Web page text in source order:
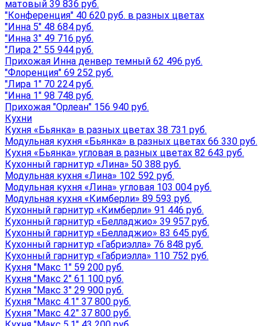
матовый 39 836 руб.
"Конференция" 40 620 руб. в разных цветах
"Инна 5" 48 684 руб.
"Инна 3" 49 716 руб.
"Лира 2" 55 944 руб.
Прихожая Инна денвер темный 62 496 руб.
"Флоренция" 69 252 руб.
"Лира 1" 70 224 руб.
"Инна 1" 98 748 руб.
Прихожая "Орлеан" 156 940 руб.
Кухни
Кухня «Бьянка» в разных цветах 38 731 руб.
Модульная кухня «Бьянка» в разных цветах 66 330 руб.
Кухня «Бьянка» угловая в разных цветах 82 643 руб.
Кухонный гарнитур «Лина» 50 388 руб.
Модульная кухня «Лина» 102 592 руб.
Модульная кухня «Лина» угловая 103 004 руб.
Модульная кухня «Кимберли» 89 593 руб.
Кухонный гарнитур «Кимберли» 91 446 руб.
Кухонный гарнитур «Белладжио» 39 957 руб.
Кухонный гарнитур «Белладжио» 83 645 руб.
Кухонный гарнитур «Габриэлла» 76 848 руб.
Кухонный гарнитур «Габриэлла» 110 752 руб.
Кухня "Макс 1" 59 200 руб.
Кухня "Макс 2" 61 100 руб.
Кухня "Макс 3" 29 900 руб.
Кухня "Макс 4.1" 37 800 руб.
Кухня "Макс 4.2" 37 800 руб.